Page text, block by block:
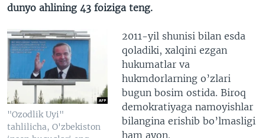
dunyo ahlining 43 foiziga teng.
"Ozodlik Uyi"
tahlilicha, O'zbekiston
2011-yil shunisi bilan esda
qoladiki, xalqini ezgan
hukumatlar va
hukmdorlarning o’zlari
bugun bosim ostida. Biroq
demokratiyaga namoyishlar
bilangina erishib bo’lmasligi
ham ayon.